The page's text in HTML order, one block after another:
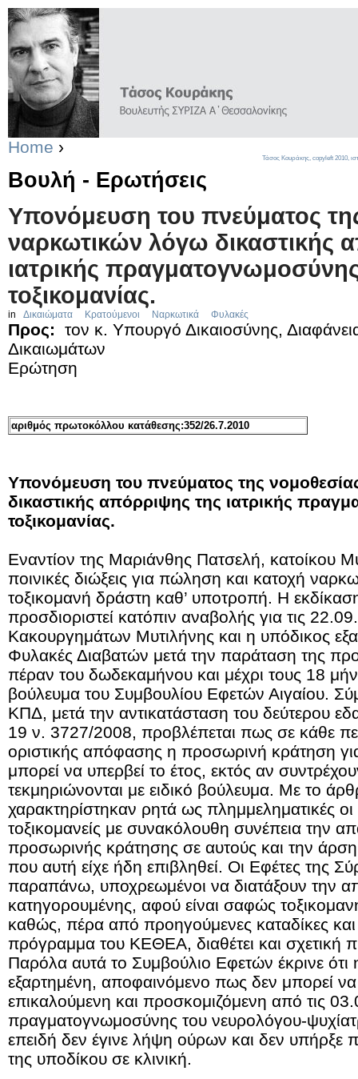
Home ›
Βουλή - Ερωτήσεις
Υπονόμευση του πνεύματος
ναρκωτικών λόγω δικαστικής
ιατρικής
τοξικομανίας.
in Δικαιώματα Κρατούμενοι Ναρκωτικά Φυλακές
Προς:
τον κ. Υπουργό Δικαιοσύνης,
Δικαιωμάτων
Ερώτηση
αριθμός πρωτοκόλλου κατάθεσης:352/26.7.2010
Υπονόμευση του πνεύματος της
δικαστικής απόρριψης της ιατρικής
τοξικομανίας.
Εναντίον της Μαριάνθης Πατσελή, κατοίκου
ποινικές διώξεις για πώληση και κατοχή
τοξικομανή δράστη καθ’ υποτροπή. Η
προσδιοριστεί κατόπιν αναβολής για τις
Κακουργημάτων Μυτιλήνης και η υπόδικος
Φυλακές Διαβατών μετά την παράταση της
πέραν του δωδεκαμήνου και μέχρι τους 18
βούλευμα του Συμβουλίου Εφετών Αιγαίου.
ΚΠΔ, μετά την αντικατάσταση του δεύτερου
19 ν. 3727/2008, προβλέπεται πως σε κάθε
οριστικής απόφασης η προσωρινή κράτηση
μπορεί να υπερβεί το έτος, εκτός αν
τεκμηριώνονται με ειδικό βούλευμα. Με το
χαρακτηρίστηκαν ρητά ως πλημμεληματικές
τοξικομανείς με συνακόλουθη συνέπεια την
προσωρινής κράτησης σε αυτούς και την άρση
που αυτή είχε ήδη επιβληθεί. Οι Εφέτες της
παραπάνω, υποχρεωμένοι να διατάξουν την
κατηγορουμένης, αφού είναι σαφώς
καθώς, πέρα από προηγούμενες καταδίκες
πρόγραμμα του ΚΕΘΕΑ, διαθέτει και σχετική
Παρόλα αυτά το Συμβούλιο Εφετών έκρινε ότι
εξαρτημένη, αποφαινόμενο πως δεν μπορεί
επικαλούμενη και προσκομιζόμενη από τις
πραγματογνωμοσύνης του νευρολόγου-
επειδή δεν έγινε λήψη ούρων και δεν υπήρξε
της υποδίκου σε κλινική.
Τάσος Κουράκης, copyleft 2010,